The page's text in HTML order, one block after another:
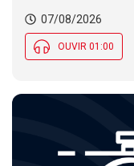
07/08/2026
OUVIR 01:00